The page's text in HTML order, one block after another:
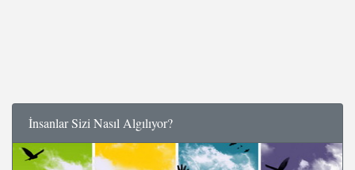
İnsanlar Sizi Nasıl Algılıyor?